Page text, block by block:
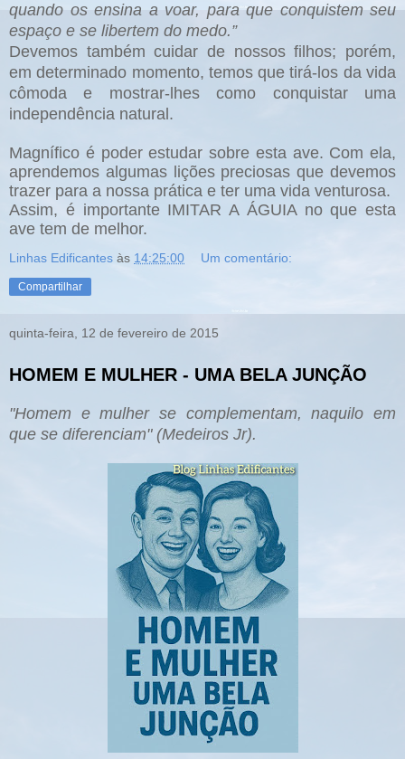
quando os ensina a voar, para que conquistem seu
espaço e se libertem do medo.”
Devemos também cuidar de nossos filhos; porém,
em determinado momento, temos que tirá-los da vida
cômoda e mostrar-lhes como conquistar uma
independência natural.
Magnífico é poder estudar sobre esta ave. Com ela,
aprendemos algumas lições preciosas que devemos
trazer para a nossa prática e ter uma vida venturosa.
Assim, é importante IMITAR A ÁGUIA no que esta
ave tem de melhor.
Linhas Edificantes às 14:25:00 Um comentário:
Compartilhar
quinta-feira, 12 de fevereiro de 2015
HOMEM E MULHER - UMA BELA JUNÇÃO
"Homem e mulher se complementam, naquilo em
que se diferenciam" (Medeiros Jr).